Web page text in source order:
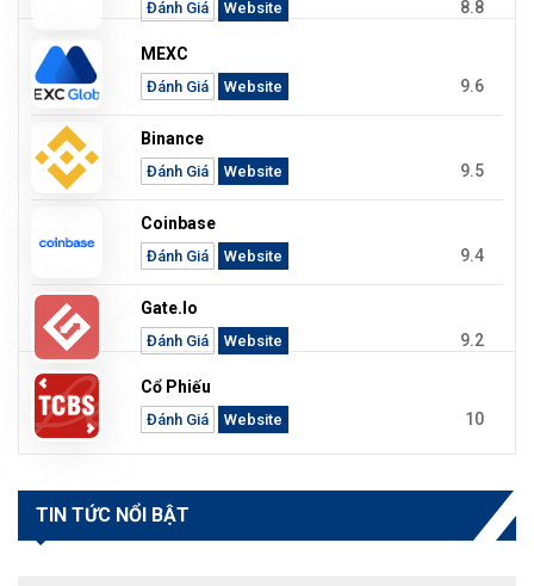
Đánh Giá Website 8.8
MEXC
Đánh Giá Website 9.6
Binance
Đánh Giá Website 9.5
Coinbase
Đánh Giá Website 9.4
Gate.io
Đánh Giá Website 9.2
Cổ Phiếu
Đánh Giá Website 10
TIN TỨC NỔI BẬT